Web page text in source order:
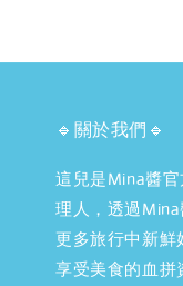
🔹關於我們🔹
這兒是Mina醬
理人，透過
更多旅行中新鮮
享受美食的血拼